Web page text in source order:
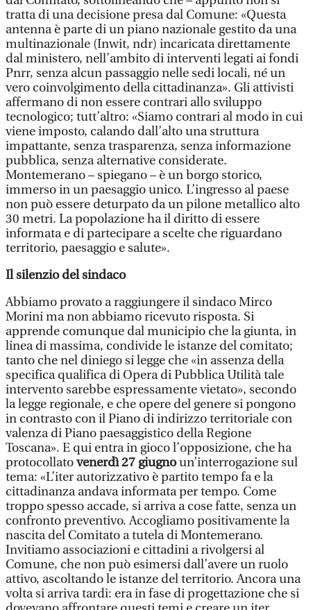
tratta di una decisione presa dal Comune: «Questa
antenna è parte di un piano nazionale gestito da una
multinazionale (Inwit, ndr) incaricata direttamente
dal ministero, nell’ambito di interventi legati ai fondi
Pnrr, senza alcun passaggio nelle sedi locali, né un
vero coinvolgimento della cittadinanza». Gli attivisti
affermano di non essere contrari allo sviluppo
tecnologico; tutt’altro: «Siamo contrari al modo in cui
viene imposto, calando dall’alto una struttura
impattante, senza trasparenza, senza informazione
pubblica, senza alternative considerate.
Montemerano – spiegano – è un borgo storico,
immerso in un paesaggio unico. L’ingresso al paese
non può essere deturpato da un pilone metallico alto
30 metri. La popolazione ha il diritto di essere
informata e di partecipare a scelte che riguardano
territorio, paesaggio e salute».
Il silenzio del sindaco
Abbiamo provato a raggiungere il sindaco Mirco
Morini ma non abbiamo ricevuto risposta. Si
apprende comunque dal municipio che la giunta, in
linea di massima, condivide le istanze del comitato;
tanto che nel diniego si legge che «in assenza della
specifica qualifica di Opera di Pubblica Utilità tale
intervento sarebbe espressamente vietato», secondo
la legge regionale, e che opere del genere si pongono
in contrasto con il Piano di indirizzo territoriale con
valenza di Piano paesaggistico della Regione
Toscana». E qui entra in gioco l’opposizione, che ha
protocollatovenerdì 27 giugnoun’interrogazione sul
tema: «L’iter autorizzativo è partito tempo fa e la
cittadinanza andava informata per tempo. Come
troppo spesso accade, si arriva a cose fatte, senza un
confronto preventivo. Accogliamo positivamente la
nascita del Comitato a tutela di Montemerano.
Invitiamo associazioni e cittadini a rivolgersi al
Comune, che non può esimersi dall’avere un ruolo
attivo, ascoltando le istanze del territorio. Ancora una
volta si arriva tardi: era in fase di progettazione che si